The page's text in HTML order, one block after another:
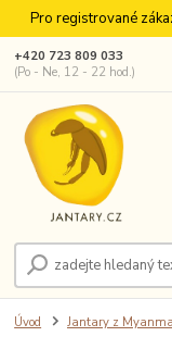
Pro registrované
+420 723 809 033
(Po - Ne, 12 - 22 hod.)
Úvod Jantary z